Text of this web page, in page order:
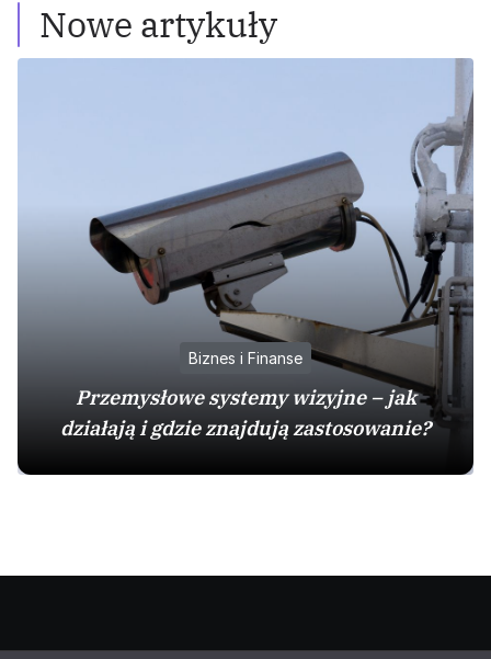
Nowe artykuły
Biznes i Finanse
Przemysłowe systemy wizyjne – jak
działają i gdzie znajdują zastosowanie?